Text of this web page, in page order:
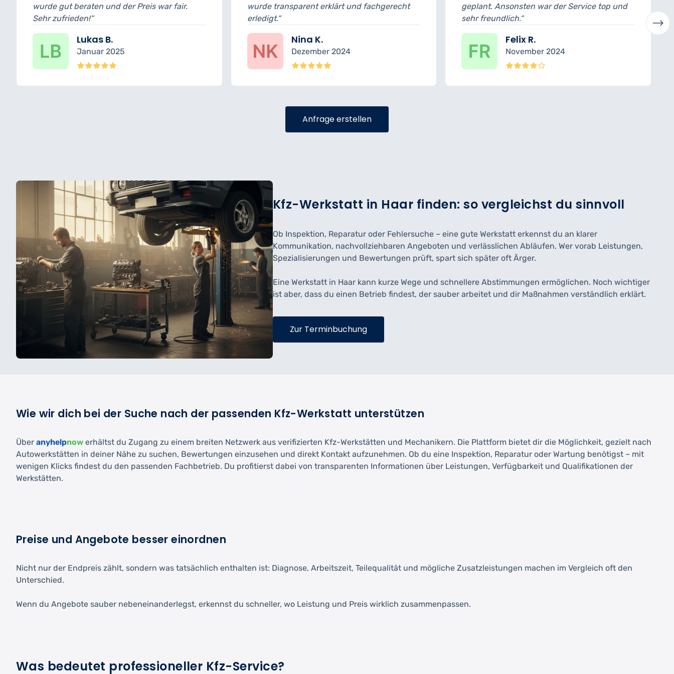
Preis war fair.
wurde transparent erklärt und fachgerecht
geplant. Ansonsten war der Service top und
abholen. Der Mechaniker hat alles
verständlich erklärt. Sehr
Anfrage erstellen
Kfz-Werkstatt in Haar finden: so vergleichst du sinnvoll
Ob Inspektion, Reparatur oder Fehlersuche – eine gute Werkstatt erkennst du an klarer
Kommunikation, nachvollziehbaren Angeboten und verlässlichen Abläufen. Wer vorab Leistungen,
Spezialisierungen und Bewertungen prüft, spart sich später oft Ärger.
Eine Werkstatt in Haar kann kurze Wege und schnellere Abstimmungen ermöglichen. Noch wichtiger
ist aber, dass du einen Betrieb findest, der sauber arbeitet und dir Maßnahmen verständlich erklärt.
Zur Terminbuchung
Wie wir dich bei der Suche nach der passenden Kfz-Werkstatt unterstützen
Über anyhelpnow erhältst du Zugang zu einem breiten Netzwerk aus verifizierten Kfz-Werkstätten und Mechanikern. Die Plattform bietet dir die Möglichkeit, gezielt nach
Autowerkstätten in deiner Nähe zu suchen, Bewertungen einzusehen und direkt Kontakt aufzunehmen. Ob du eine Inspektion, Reparatur oder Wartung benötigst – mit
wenigen Klicks findest du den passenden Fachbetrieb. Du profitierst dabei von transparenten Informationen über Leistungen, Verfügbarkeit und Qualifikationen der
Werkstätten.
Preise und Angebote besser einordnen
Nicht nur der Endpreis zählt, sondern was tatsächlich enthalten ist: Diagnose, Arbeitszeit, Teilequalität und mögliche Zusatzleistungen machen im Vergleich oft den
Unterschied.
Wenn du Angebote sauber nebeneinanderlegst, erkennst du schneller, wo Leistung und Preis wirklich zusammenpassen.
Was bedeutet professioneller Kfz-Service?